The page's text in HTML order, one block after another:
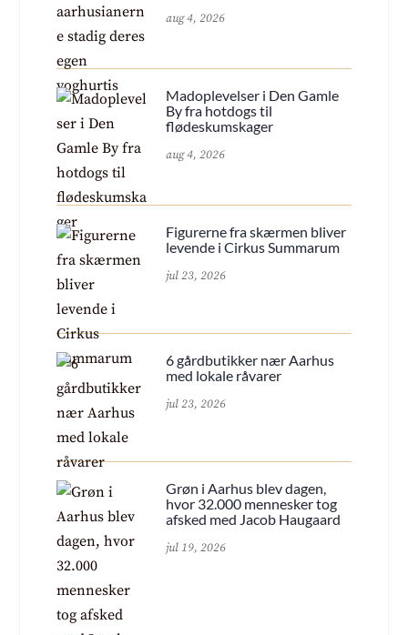
aug 4, 2026
Madoplevelser i Den Gamle
By fra hotdogs til
flødeskumskager
aug 4, 2026
Figurerne fra skærmen bliver
levende i Cirkus Summarum
jul 23, 2026
6 gårdbutikker nær Aarhus
med lokale råvarer
jul 23, 2026
Grøn i Aarhus blev dagen,
hvor 32.000 mennesker tog
afsked med Jacob Haugaard
jul 19, 2026